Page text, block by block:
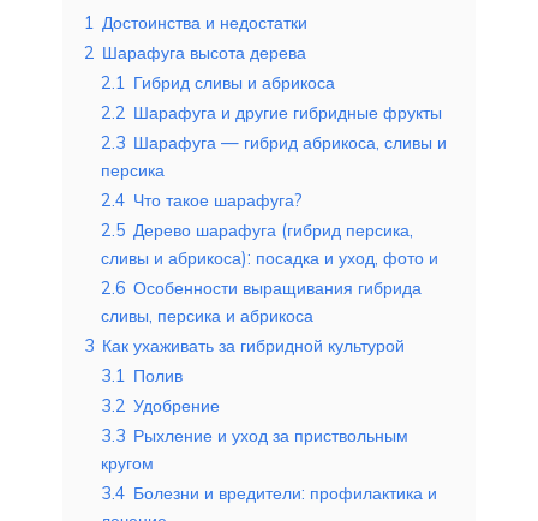
1 Достоинства и недостатки
2 Шарафуга высота дерева
2.1 Гибрид сливы и абрикоса
2.2 Шарафуга и другие гибридные фрукты
2.3 Шарафуга — гибрид абрикоса, сливы и
персика
2.4 Что такое шарафуга?
2.5 Дерево шарафуга (гибрид персика,
сливы и абрикоса): посадка и уход, фото и
2.6 Особенности выращивания гибрида
сливы, персика и абрикоса
3 Как ухаживать за гибридной культурой
3.1 Полив
3.2 Удобрение
3.3 Рыхление и уход за приствольным
кругом
3.4 Болезни и вредители: профилактика и